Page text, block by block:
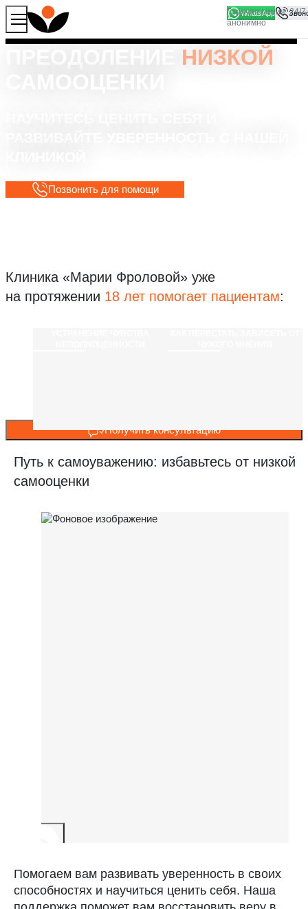
WhatsApp
НИЗКОЙ
Позвонить для помощи
Клиника «Марии Фроловой» уже
на протяжении 18 лет помогает пациентам:
Получить консультацию
Путь к самоуважению: избавьтесь от низкой
самооценки
Помогаем вам развивать уверенность в своих
способностях и научиться ценить себя. Наша
Продолжая работу с сайтом, вы соглашаетесь на то, что
мы используем файлы
Хорошо